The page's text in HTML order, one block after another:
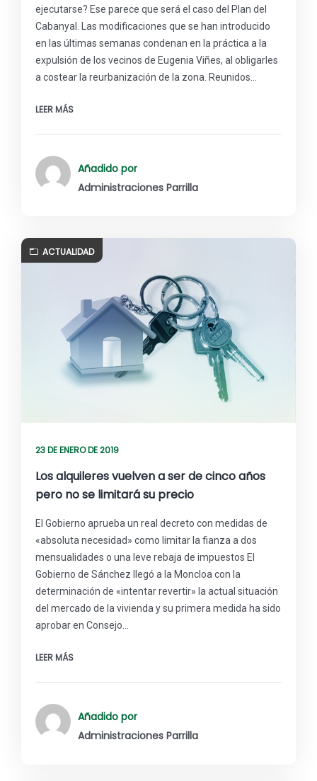
ejecutarse? Ese parece que será el caso del Plan del
Cabanyal. Las modificaciones que se han introducido
en las últimas semanas condenan en la práctica a la
expulsión de los vecinos de Eugenia Viñes, al obligarles
a costear la reurbanización de la zona. Reunidos…
LEER MÁS
Añadido por
Administraciones Parrilla
ACTUALIDAD
23 DE ENERO DE 2019
Los alquileres vuelven a ser de cinco años
pero no se limitará su precio
El Gobierno aprueba un real decreto con medidas de
«absoluta necesidad» como limitar la fianza a dos
mensualidades o una leve rebaja de impuestos El
Gobierno de Sánchez llegó a la Moncloa con la
determinación de «intentar revertir» la actual situación
del mercado de la vivienda y su primera medida ha sido
aprobar en Consejo…
LEER MÁS
Añadido por
Administraciones Parrilla